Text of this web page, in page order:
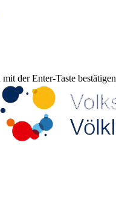
der Enter-Taste bestätigen